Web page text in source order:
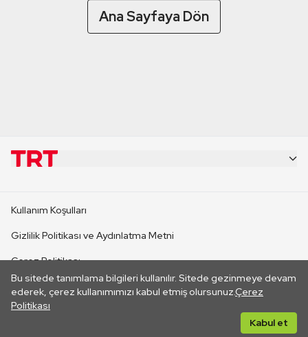
Ana Sayfaya Dön
Bu sitede tanımlama bilgileri kullanılır. Sitede gezinmeye devam
ederek, çerez kullanımımızı kabul etmiş olursunuz.Çerez
Politikası
Kabul et
CANLI YAYINLAR
Kullanım Koşulları
Gizlilik Politikası ve Aydınlatma Metni
Çerez Politikası
İletişim
Her hakkı saklıdır. ©2026 TRT. Bağlantı yoluyla gidilen dış